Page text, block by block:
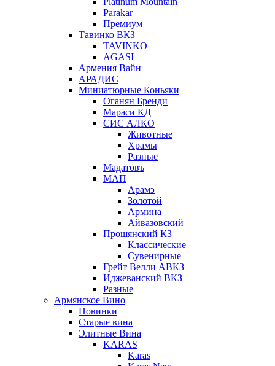
Parakar
Премиум
Тавинко ВКЗ
TAVINKO
AGASI
Армения Вайн
АРАДИС
Миниатюрные Коньяки
Оганян Бренди
Мараси КД
СИС АЛКО
Животные
Храмы
Разные
Мадатовъ
МАП
Арамэ
Золотой
Армина
Айвазовский
Прошянский КЗ
Классические
Сувенирные
Грейт Велли АВКЗ
Иджеванский ВКЗ
Разные
Армянское Вино
Новинки
Старые вина
Элитные Вина
KARAS
Karas